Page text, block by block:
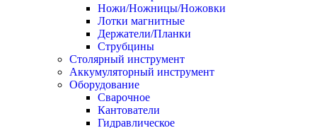
Ножи/Ножницы/Ножовки
Лотки магнитные
Держатели/Планки
Струбцины
Столярный инструмент
Аккумуляторный инструмент
Оборудование
Сварочное
Кантователи
Гидравлическое